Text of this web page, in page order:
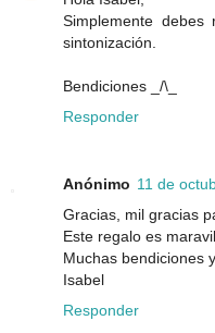
Simplemente
sintonización.
Bendiciones _/\_
Responder
Anónimo 11 de
Gracias, mil gracias
Este regalo es
Muchas bendiciones
Isabel
Responder